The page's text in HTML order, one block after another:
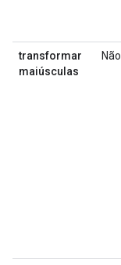
transformar
maiúsculas
Não